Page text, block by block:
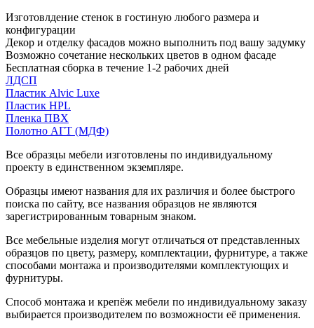
Изготовлдение стенок в гостиную любого размера и
конфигурации
Декор и отделку фасадов можно выполнить под вашу задумку
Возможно сочетание нескольких цветов в одном фасаде
Бесплатная сборка в течение 1-2 рабочих дней
ЛДСП
Пластик Alvic Luxe
Пластик HPL
Пленка ПВХ
Полотно АГТ (МДФ)
Все образцы мебели изготовлены по индивидуальному
проекту в единственном экземпляре.
Образцы имеют названия для их различия и более быстрого
поиска по сайту, все названия образцов не являются
зарегистрированным товарным знаком.
Все мебельные изделия могут отличаться от представленных
образцов по цвету, размеру, комплектации, фурнитуре, а также
способами монтажа и производителями комплектующих и
фурнитуры.
Способ монтажа и крепёж мебели по индивидуальному заказу
выбирается производителем по возможности её применения.